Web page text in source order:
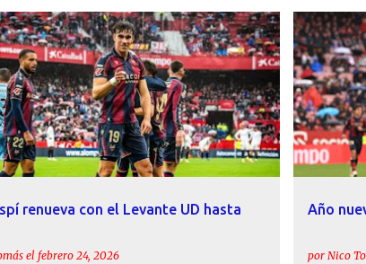
renueva con el Levante UD hasta
el febrero 24, 2026
CARLOS ESPÍ FICHAJES LEVANTE UD
Año
por Nico
CARLOS